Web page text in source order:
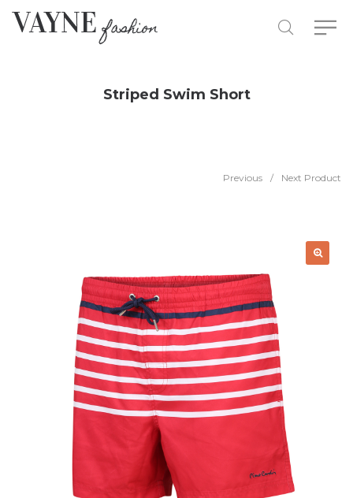
Striped Swim Short
Previous / Next Product